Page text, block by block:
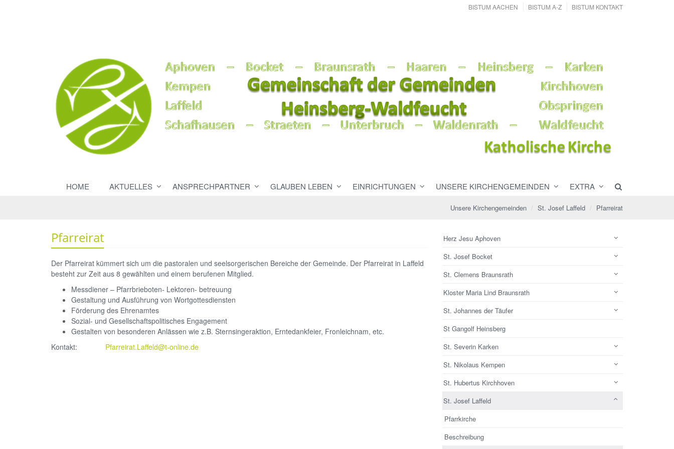
BISTUM AACHEN BISTUM A-Z BISTUM KONTAKT
HOME AKTUELLES ANSPRECHPARTNER GLAUBEN LEBEN EINRICHTUNGEN UNSERE KIRCHENGEMEINDEN EXTRA
Unsere Kirchengemeinden St. Josef Laffeld Pfarreirat
Pfarreirat
Der Pfarreirat kümmert sich um die pastoralen und seelsorgerischen Bereiche der Gemeinde. Der Pfarreirat in Laffeld
besteht zur Zeit aus 8 gewählten und einem berufenen Mitglied.
Messdiener – Pfarrbrieboten- Lektoren- betreuung
Gestaltung und Ausführung von Wortgottesdiensten
Förderung des Ehrenamtes
Sozial- und Gesellschaftspolitisches Engagement
Gestalten von besonderen Anlässen wie z.B. Sternsingeraktion, Erntedankfeier, Fronleichnam, etc.
Kontakt: Pfarreirat.Laffeld@t-online.de
Herz Jesu Aphoven
St. Josef Bocket
St. Clemens Braunsrath
Kloster Maria Lind Braunsrath
St. Johannes der Täufer
St Gangolf Heinsberg
St. Severin Karken
St. Nikolaus Kempen
St. Hubertus Kirchhoven
St. Josef Laffeld
Pfarrkirche
Beschreibung